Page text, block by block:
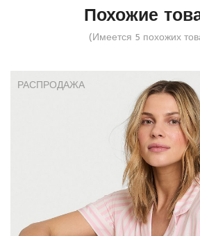
Похожие
(Имеется 5 похожих
РАСПРОДАЖА